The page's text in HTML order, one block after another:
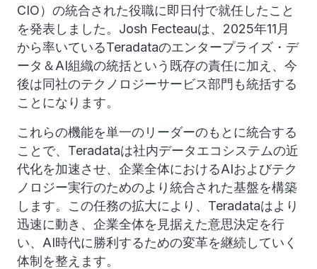
CIO）の統合された役職に即日付で就任したこと
を発表しました。Josh Fecteauは、2025年11月
から率いているTeradataのエンタープライズ・デ
ータ＆AI組織の統括という既存の責任に加え、今
後は同社のテクノロジーサービス部門も統括する
ことになります。
これらの機能を単一のリーダーのもとに統合する
ことで、Teradataは社内データエコシステムの近
代化を加速させ、企業全体におけるAIおよびテク
ノロジー実行のためのより統合された基盤を構築
します。この任務の拡大により、Teradataはより
迅速に動き、企業全体を見据えた意思決定を行
い、AI時代に勝利するための変革を継続していく
体制を整えます。